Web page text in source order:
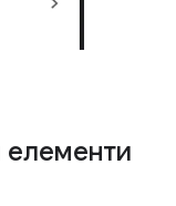
елементи